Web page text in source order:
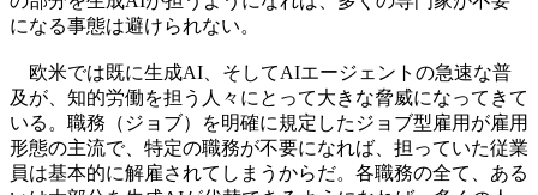
になる事態は避けられない。
欧米では既に生成AI、そしてAIエージェントの急速な普
及が、知的労働を担う人々にとって大きな脅威になってきて
いる。職務（ジョブ）を明確に規定したジョブ型雇用が雇用
形態の主流で、特定の職務が不要になれば、担っていた従業
員は基本的に解雇されてしまうからだ。各職務の全て、ある